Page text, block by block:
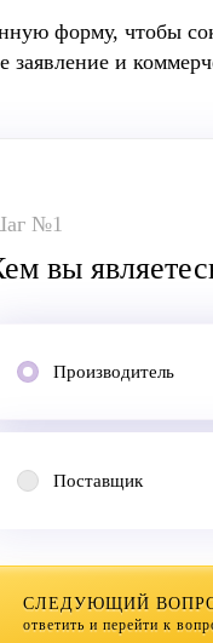
форму, чтобы
заявление и
№1
вы
Производитель
Поставщик
СЛЕДУЮЩИЙ
ответить и перейти к